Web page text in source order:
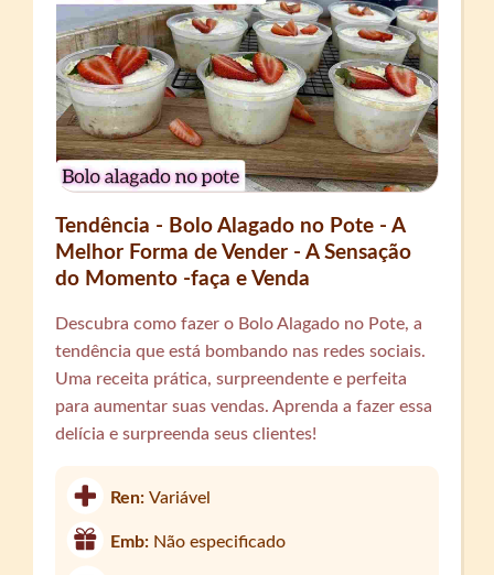
Tendência - Bolo Alagado no Pote - A
Melhor Forma de Vender - A Sensação
do Momento -faça e Venda
Descubra como fazer o Bolo Alagado no Pote, a
tendência que está bombando nas redes sociais.
Uma receita prática, surpreendente e perfeita
para aumentar suas vendas. Aprenda a fazer essa
delícia e surpreenda seus clientes!
Ren:Variável
Emb: Não especificado